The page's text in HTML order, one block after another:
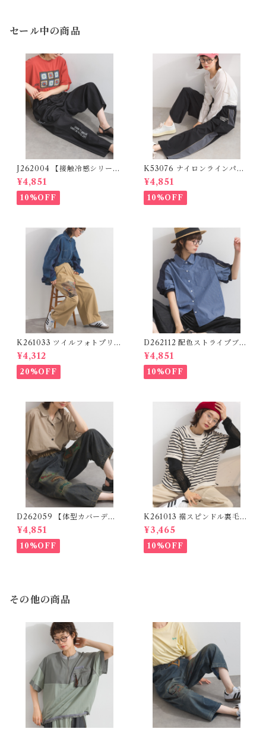
セール中の商品
J262004 【接触冷感シリー
ズ】 ツイルワーク風ロゴパン
ツ / Cool Touch Twill Work
Logo Pants (残りわずか)
¥4,851
10%OFF
K53076 ナイロンラインパン
ツ / Nylon Line Pants (残り
わずか)
¥4,851
10%OFF
K261033 ツイルフォトプリン
トイージーテーパードパンツ /
Twill Photo Print Easy Tap
ered Pants
¥4,312
20%OFF
D262112 配色ストライプブラ
ウス / Color Block Stripe R
elaxed Blouse 【re-stock】
¥4,851
10%OFF
D262059 【体型カバーデニ
ムシリーズ】 パッチワークロ
ゴデニムパンツ / Patchwork
Logo Denim Pants
¥4,851
10%OFF
K261013 裾スピンドル裏毛カ
ットベスト / Drawstring He
m Sweat Cut Vest
¥3,465
10%OFF
その他の商品